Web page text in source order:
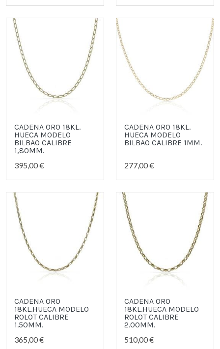
CADENA ORO 18KL.
HUECA MODELO
BILBAO CALIBRE
1,80MM.
395,00 €
CADENA ORO 18KL.
HUECA MODELO
BILBAO CALIBRE 1MM.
277,00 €
CADENA ORO
18KL.HUECA MODELO
ROLOT CALIBRE
1.50MM.
365,00 €
CADENA ORO
18KL.HUECA MODELO
ROLOT CALIBRE
2.00MM.
510,00 €